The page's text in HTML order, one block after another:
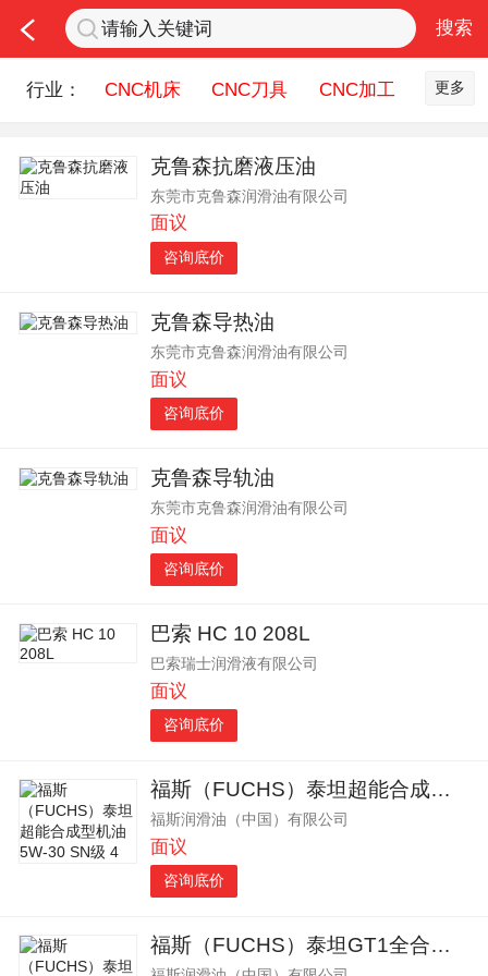
行业： CNC机床 CNC刀具
CNC加工
润滑油
机器人
测量设备
机床刀具服务
更多
克鲁森抗磨液压油
东莞市克鲁森润滑油有限公司
面议
咨询底价
克鲁森导热油
东莞市克鲁森润滑油有限公司
面议
咨询底价
克鲁森导轨油
东莞市克鲁森润滑油有限公司
面议
咨询底价
巴索 HC 10 208L
巴索瑞士润滑液有限公司
面议
咨询底价
福斯（FUCHS）泰坦超能合成型机油 5W-30 SN级 4
福斯润滑油（中国）有限公司
面议
咨询底价
福斯（FUCHS）泰坦GT1全合成机油 5W-40 SN级 1L